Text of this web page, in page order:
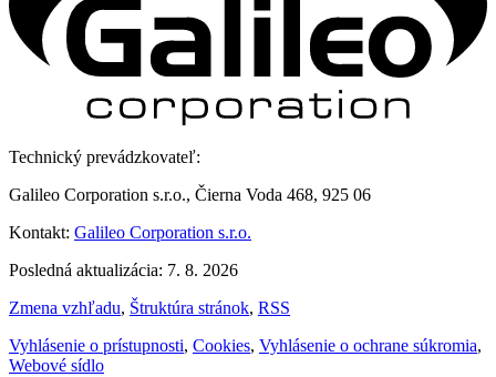
Technický prevádzkovateľ:
Galileo Corporation s.r.o., Čierna Voda 468, 925 06
Kontakt: Galileo Corporation s.r.o.
Posledná aktualizácia: 7. 8. 2026
Zmena vzhľadu, Štruktúra stránok, RSS
Vyhlásenie o prístupnosti, Cookies, Vyhlásenie o ochrane súkromia,
Webové sídlo